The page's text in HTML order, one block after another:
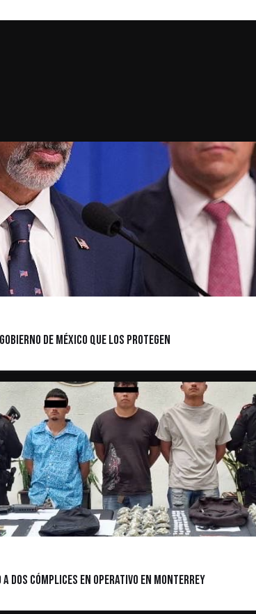
de México que los protegen
Cómplices en Operativo en Monterrey